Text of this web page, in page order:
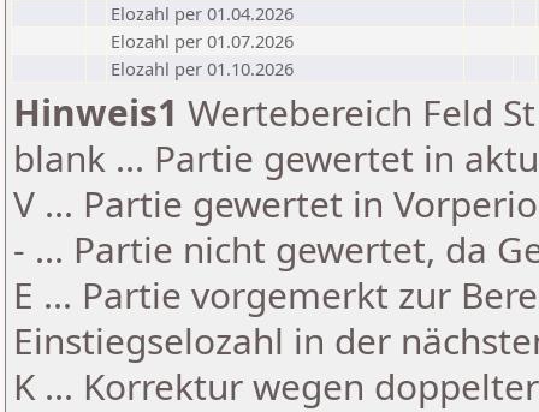
Elozahl per 01.04.2026
Elozahl per 01.07.2026
Elozahl per 01.10.2026
Hinweis1 Wertebereich Feld
blank ... Partie gewertet in
V ... Partie gewertet in
- ... Partie nicht gewertet, da
E ... Partie vorgemerkt zur
Einstiegselozahl in der
K ... Korrektur wegen